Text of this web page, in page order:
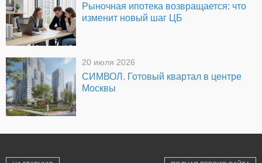
Рыночная ипотека возвращается: что
изменит новый шаг ЦБ
20 июля 2026
СИМВОЛ. Готовый квартал в центре
Москвы